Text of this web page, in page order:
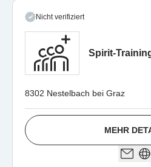
Nicht verifiziert
Spirit-
8302 Nestelbach bei Graz
MEHR